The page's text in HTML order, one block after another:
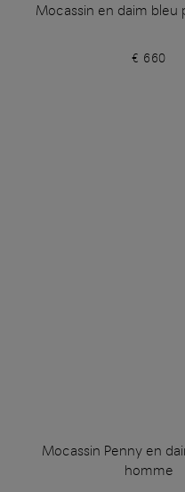
Mocassin en daim bleu
€ 660
Mocassin Penny en
homme